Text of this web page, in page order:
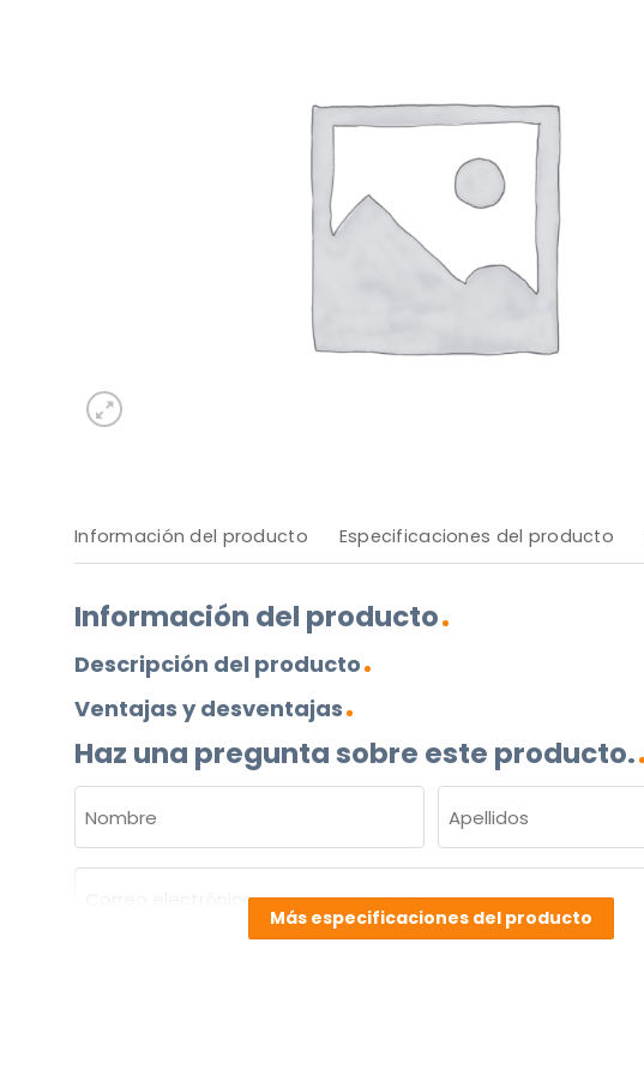
Información del producto Especificaciones del producto
Información del producto
Descripción del producto
Ventajas y desventajas
Haz una pregunta sobre este producto.
(OBLIGATORIO)
Nombre Apellidos
Más especificaciones del producto